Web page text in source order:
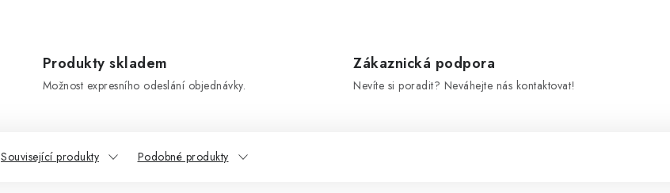
Produkty skladem
Možnost expresního odeslání objednávky.
Zákaznická podpora
Nevíte si poradit? Neváhejte nás kontaktovat!
Související produkty Podobné produkty